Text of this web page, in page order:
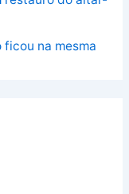
na mesma